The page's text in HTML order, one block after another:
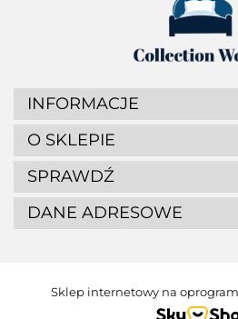
INFORMACJE
O SKLEPIE
SPRAWDŹ
DANE ADRESOWE
Sklep internetowy na